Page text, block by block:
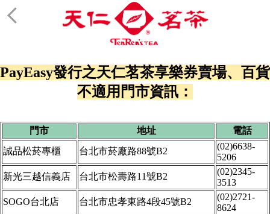
PayEasy發行之天仁茗茶享樂券賣場、百貨
不適用門市資訊：
門市 地址
電話
誠品松菸專櫃
台北市菸廠路88號B2
(02)6638-
5206
新光三越信義店
台北市松壽路11號B2
(02)2345-
3513
SOGO台北店
台北市忠孝東路4段45號B2
(02)2721-
8624